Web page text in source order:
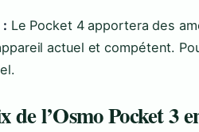
: Le Pocket 4 apportera des
actuel et compétent.
de l’Osmo Pocket 3